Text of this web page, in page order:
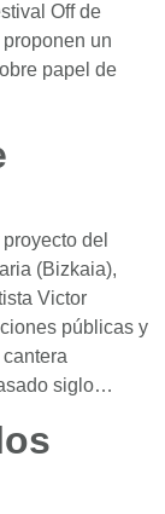
Off de
un
papel de
del
(Bizkaia),
Victor
públicas y
siglo…